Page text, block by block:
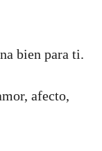
bien para ti.
afecto,